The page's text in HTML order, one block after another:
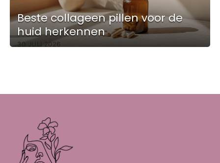
Beste collageen pillen voor de
huid herkennen
30 JULI 2026